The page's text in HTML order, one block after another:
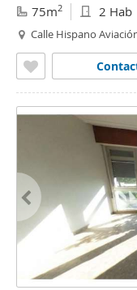
75m2 2 Hab
Calle Hispano